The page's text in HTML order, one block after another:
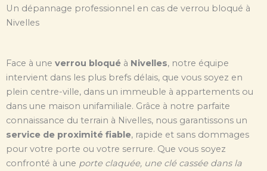
Un dépannage professionnel en cas de verrou bloqué à
Nivelles
Face à une verrou bloqué à Nivelles, notre équipe
intervient dans les plus brefs délais, que vous soyez en
plein centre-ville, dans un immeuble à appartements ou
dans une maison unifamiliale. Grâce à notre parfaite
connaissance du terrain à Nivelles, nous garantissons un
service de proximité fiable, rapide et sans dommages
pour votre porte ou votre serrure. Que vous soyez
confronté à une porte claquée, une clé cassée dans la